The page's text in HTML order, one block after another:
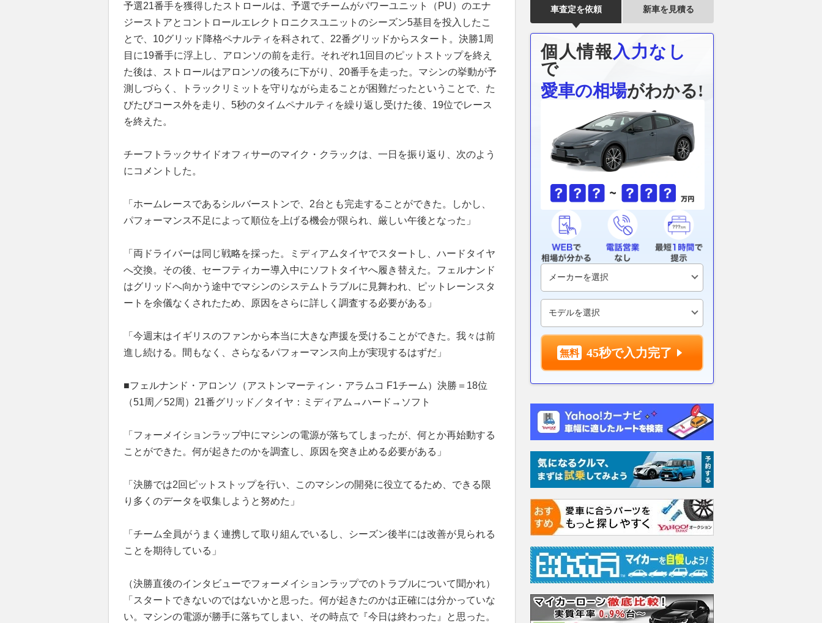
予選21番手を獲得したストロールは、予選でチームがパワーユニット（PU）のエナ
ジーストアとコントロールエレクトロニクスユニットのシーズン5基目を投入したこ
とで、10グリッド降格ペナルティを科されて、22番グリッドからスタート。決勝1周
目に19番手に浮上し、アロンソの前を走行。それぞれ1回目のピットストップを終え
た後は、ストロールはアロンソの後ろに下がり、20番手を走った。マシンの挙動が予
測しづらく、トラックリミットを守りながら走ることが困難だったということで、た
びたびコース外を走り、5秒のタイムペナルティを繰り返し受けた後、19位でレース
を終えた。
チーフトラックサイドオフィサーのマイク・クラックは、一日を振り返り、次のよう
にコメントした。
「ホームレースであるシルバーストンで、2台とも完走することができた。しかし、
パフォーマンス不足によって順位を上げる機会が限られ、厳しい午後となった」
「両ドライバーは同じ戦略を採った。ミディアムタイヤでスタートし、ハードタイヤ
へ交換。その後、セーフティカー導入中にソフトタイヤへ履き替えた。フェルナンド
はグリッドへ向かう途中でマシンのシステムトラブルに見舞われ、ピットレーンスタ
ートを余儀なくされたため、原因をさらに詳しく調査する必要がある」
「今週末はイギリスのファンから本当に大きな声援を受けることができた。我々は前
進し続ける。間もなく、さらなるパフォーマンス向上が実現するはずだ」
■フェルナンド・アロンソ（アストンマーティン・アラムコ F1チーム）決勝＝18位
（51周／52周）21番グリッド／タイヤ：ミディアム→ハード→ソフト
「フォーメイションラップ中にマシンの電源が落ちてしまったが、何とか再始動する
ことができた。何が起きたのかを調査し、原因を突き止める必要がある」
「決勝では2回ピットストップを行い、このマシンの開発に役立てるため、できる限
り多くのデータを収集しようと努めた」
「チーム全員がうまく連携して取り組んでいるし、シーズン後半には改善が見られる
ことを期待している」
（決勝直後のインタビューでフォーメイションラップでのトラブルについて聞かれ）
「スタートできないのではないかと思った。何が起きたのかは正確には分かっていな
い。マシンの電源が勝手に落ちてしまい、その時点で『今日は終わった』と思った。
車査定を依頼 新車を見積る
個人情報 入力なし
で
愛車の相場がわかる!
45秒で入力完了